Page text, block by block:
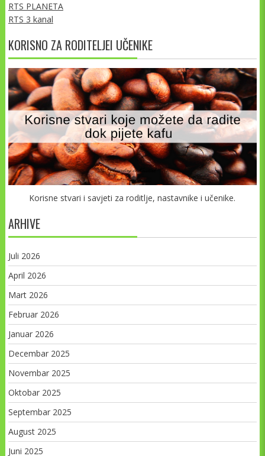
RTS PLANETA
RTS 3 kanal
KORISNO ZA RODITELJEI UČENIKE
Korisne stvari i savjeti za roditlje, nastavnike i učenike.
ARHIVE
Juli 2026
April 2026
Mart 2026
Februar 2026
Januar 2026
Decembar 2025
Novembar 2025
Oktobar 2025
Septembar 2025
August 2025
Juni 2025